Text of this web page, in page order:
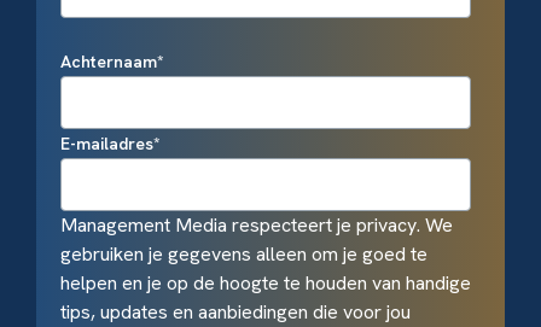
Achternaam*
E-mailadres*
Management Media respecteert je privacy. We
gebruiken je gegevens alleen om je goed te
helpen en je op de hoogte te houden van handige
tips, updates en aanbiedingen die voor jou